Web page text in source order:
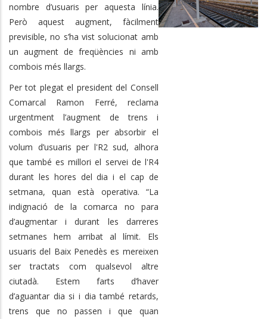
nombre d’usuaris per aquesta línia.
Però aquest augment, fàcilment
previsible, no s’ha vist solucionat amb
un augment de freqüències ni amb
combois més llargs.
Per tot plegat el president del Consell
Comarcal Ramon Ferré, reclama
urgentment l’augment de trens i
combois més llargs per absorbir el
volum d’usuaris per l'R2 sud, alhora
que també es millori el servei de l'R4
durant les hores del dia i el cap de
setmana, quan està operativa. “La
indignació de la comarca no para
d’augmentar i durant les darreres
setmanes hem arribat al límit. Els
usuaris del Baix Penedès es mereixen
ser tractats com qualsevol altre
ciutadà. Estem farts d’haver
d’aguantar dia si i dia també retards,
trens que no passen i que quan